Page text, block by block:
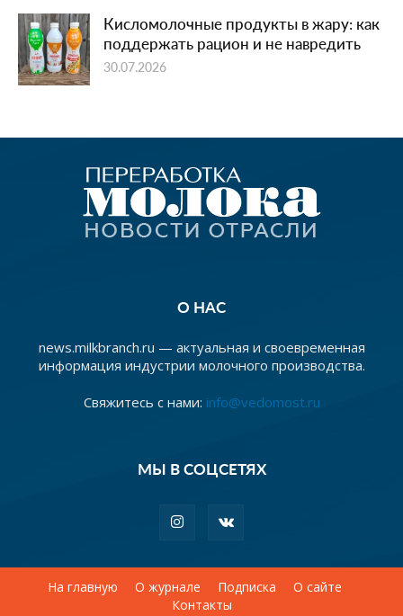
Кисломолочные продукты в жару: как
поддержать рацион и не навредить
30.07.2026
О НАС
news.milkbranch.ru — актуальная и своевременная
информация индустрии молочного производства.
Свяжитесь с нами: info@vedomost.ru
МЫ В СОЦСЕТЯХ
На главную О журнале Подписка
О сайте
Контакты